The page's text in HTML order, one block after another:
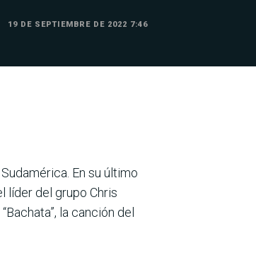
19 DE SEPTIEMBRE DE 2022 7:46
En su último
líder del grupo Chris
la canción del